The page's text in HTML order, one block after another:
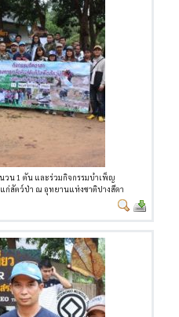
วน 1 ตัน และร่วมกิจกรรมบำเพ็ญ
ก่สัตว์ป่า ณ อุทยานแห่งชาติปางสีดา